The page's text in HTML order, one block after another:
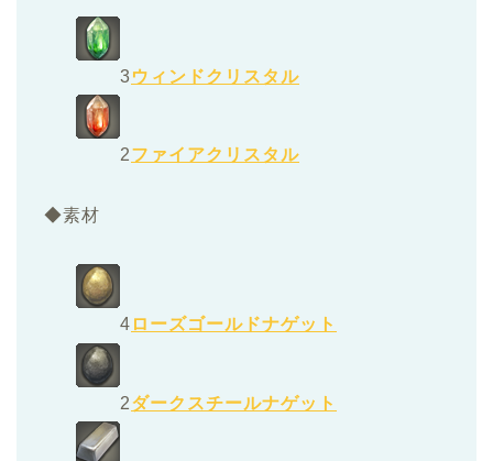
3ウィンドクリスタル
2ファイアクリスタル
◆素材
4 ローズゴールドナゲット
2ダークスチールナゲット